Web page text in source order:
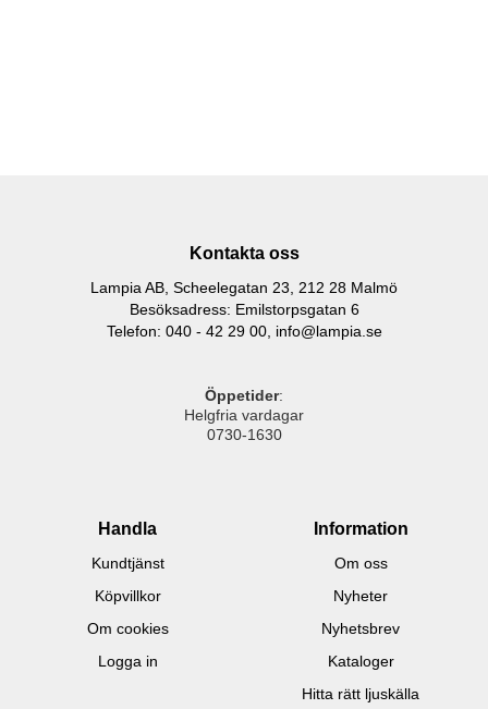
Kontakta oss
Lampia AB, Scheelegatan 23, 212 28 Malmö
Besöksadress: Emilstorpsgatan 6
Telefon: 040 - 42 29 00, info@lampia.se
Öppetider:
Helgfria vardagar
0730-1630
Handla
Kundtjänst
Köpvillkor
Om cookies
Logga in
Information
Om oss
Nyheter
Nyhetsbrev
Kataloger
Hitta rätt ljuskälla